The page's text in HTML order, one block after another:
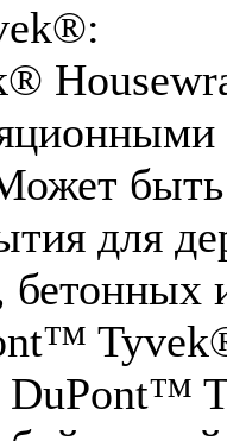
быть
для
DuPont™